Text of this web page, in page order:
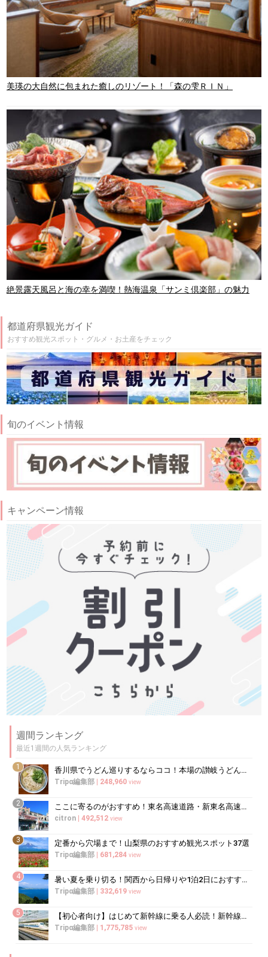
美瑛の大自然に包まれた癒しのリゾート！「森の雫ＲＩＮ」
絶景露天風呂と海の幸を満喫！熱海温泉「サンミ倶楽部」の魅力
都道府県観光ガイド
おすすめ観光スポット・グルメ・お土産をチェック
旬のイベント情報
キャンペーン情報
週間ランキング
最近1週間の人気ランキング
1 香川県でうどん巡りするならココ！本場の讃岐うどんの名店
Tripα編集部 | 248,960 view
2 ここに寄るのがおすすめ！東名高速道路・新東名高速道路の充実のSA・PA10選
citron | 492,512 view
3 定番から穴場まで！山梨県のおすすめ観光スポット37選
Tripα編集部 | 681,284 view
4 暑い夏を乗り切る！関西から日帰りや1泊2日におすすめの避暑地10選
Tripα編集部 | 332,619 view
5 【初心者向け】はじめて新幹線に乗る人必読！新幹線の乗り方をイチから徹底解説
Tripα編集部 | 1,775,785 view